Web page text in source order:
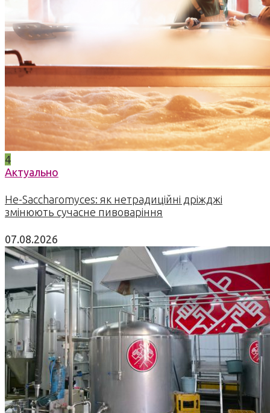
4
Актуально
Не-Saccharomyces: як нетрадиційні дріжджі
змінюють сучасне пивоваріння
07.08.2026